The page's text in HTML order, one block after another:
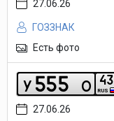
27.06.26
ГОЗЗНАК
Есть фото
y555 o RUS
43
27.06.26